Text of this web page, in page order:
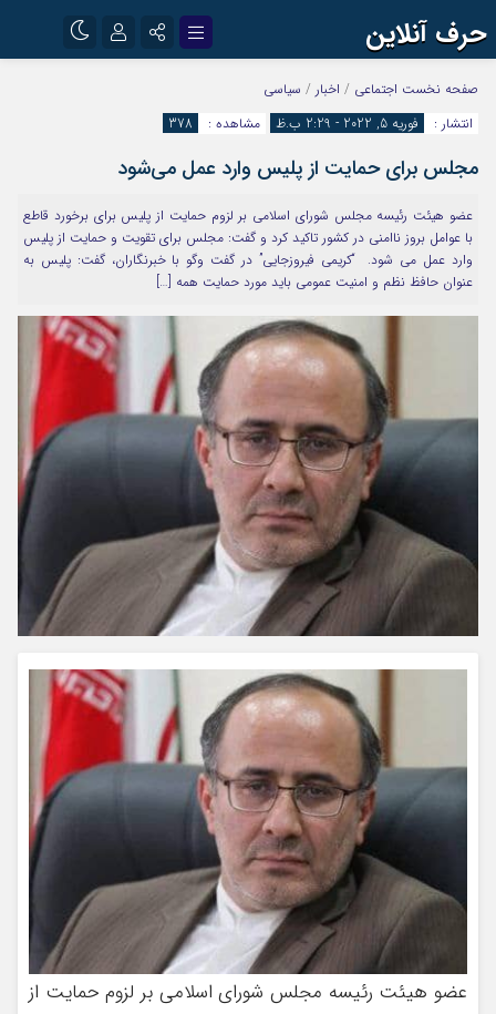
حرف آنلاین
اینستاگرام
آپارات
رمز عبور
مرا به خاطر بسپار
صفحه نخست اجتماعی / اخبار / سیاسی
انتشار :
فوریه 5, 2022 - 2:29 ب.ظ مشاهده : 378
مجلس برای حمایت از پلیس وارد عمل می‌شود
عضو هيئت رئیسه مجلس شورای اسلامی بر لزوم حمایت از پلیس برای برخورد قاطع
با عوامل بروز ناامنی در کشور تاکید کرد و گفت: مجلس برای تقویت و حمایت از پلیس
وارد عمل می شود. “کریمی فیروزجایی” در گفت وگو با خبرنگاران، گفت: پلیس به
عنوان حافظ نظم و امنیت عمومی باید مورد حمایت همه […]
عضو هيئت رئیسه مجلس شورای اسلامی بر لزوم حمایت از